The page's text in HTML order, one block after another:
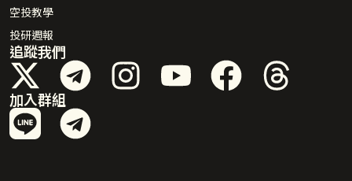
空投教學
投研週報
追蹤我們
加入群組